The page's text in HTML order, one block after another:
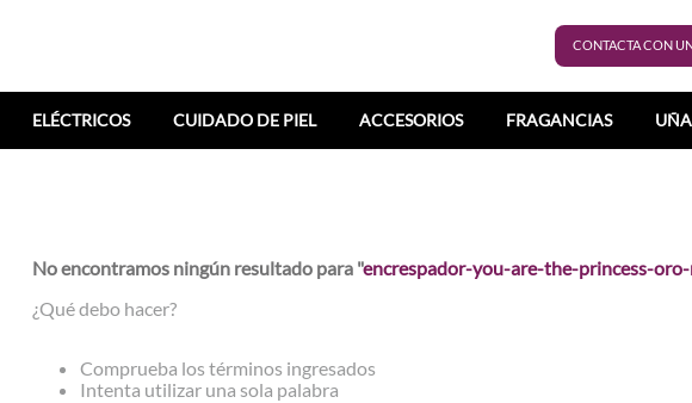
CONTACTA CON
ELÉCTRICOS CUIDADO DE PIEL ACCESORIOS FRAGANCIAS
No encontramos ningún resultado para "encrespador-you-are-the-princess-
¿Qué debo hacer?
Comprueba los términos ingresados
Intenta utilizar una sola palabra